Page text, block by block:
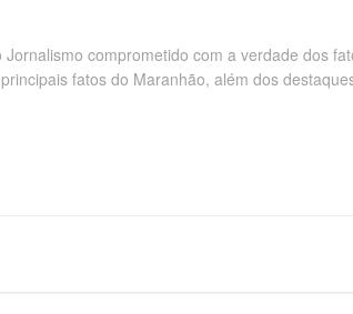
comprometido com a verdade dos
fatos do Maranhão, além dos